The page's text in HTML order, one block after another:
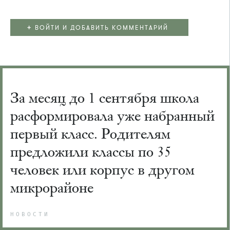
+ ВОЙТИ И ДОБАВИТЬ КОММЕНТАРИЙ
За месяц до 1 сентября школа
расформировала уже набранный
первый класс. Родителям
предложили классы по 35
человек или корпус в другом
микрорайоне
НОВОСТИ